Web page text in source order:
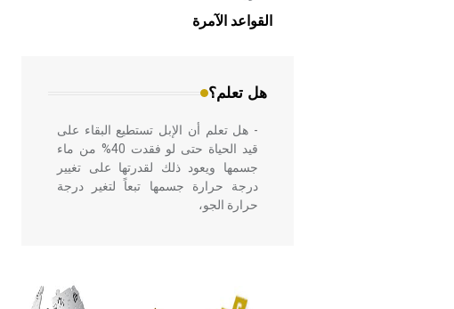
القواعد الآمرة
هل تعلم؟
الهندسية التي ارتبطت بالعمارة الإسلامية
في بلاد الشام ومصر خاصة، حيث يحرص
- هل تعلم أن الإبل تستطيع البقاء على
قيد الحياة حتى لو فقدت 40% من ماء
جسمها ويعود ذلك لقدرتها على تغيير
درجة حرارة جسمها تبعاً لتغير درجة
حرارة الجو،
أربعة مؤلفات هي: الحكم، الأدلة، تنظيم
التغذية، ورسالته في جروح الرأس.